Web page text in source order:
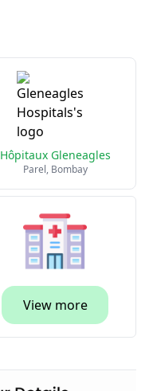
Hôpitaux Gleneagles
Parel, Bombay
View more